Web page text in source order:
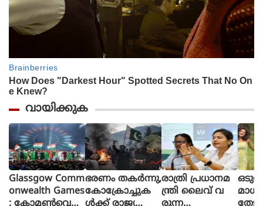
വായിക്കുക
Glassgow Comm
onwealth Games
ഭരണം തകര്‍ന്നു,
കോക്രോച്ചുക
രാത്രി പ്രധാനമ
ന്ത്രി ലൈവ് വ